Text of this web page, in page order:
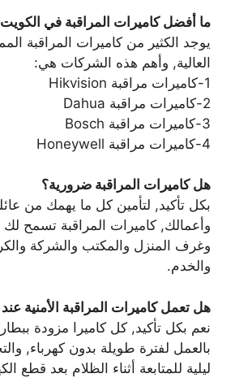
ما أفضل كاميرات المراقبة في
يوجد الكثير من كاميرات المراقبة
العالية, وأهم هذه الشركات هي:
1-كاميرات مراقبة Hikvision
2-كاميرات مراقبة Dahua
3-كاميرات مراقبة Bosch
4-كاميرات مراقبة Honeywell
هل كاميرات المراقبة ضرورية؟
بكل تأكيد, لتأمين كل ما يهمك من
وأعمالك, كاميرات المراقبة تسمح لك
وغرف المنزل والمكتب والشركة
والخدم.
هل تعمل كاميرات المراقبة الأمنية
نعم بكل تأكيد, كل كاميرا مزودة
بالعمل لفترة طويلة بدون كهرباء,
ليلية للمتابعة أثناء الظلام بعد قطع